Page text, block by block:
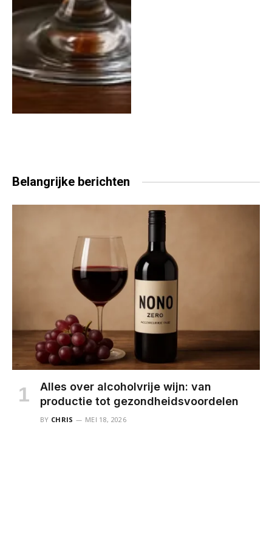
Belangrijke berichten
Alles over alcoholvrije wijn: van
productie tot gezondheidsvoordelen
BY CHRIS MEI 18, 2026